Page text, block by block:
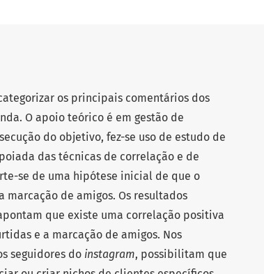
os principais comentários dos
O apoio teórico é em gestão de
do objetivo, fez-se uso de estudo de
das técnicas de correlação e de
se de uma hipótese inicial de que o
de amigos. Os resultados
que existe uma correlação positiva
e a marcação de amigos. Nos
seguidores do instagram, possibilitam que